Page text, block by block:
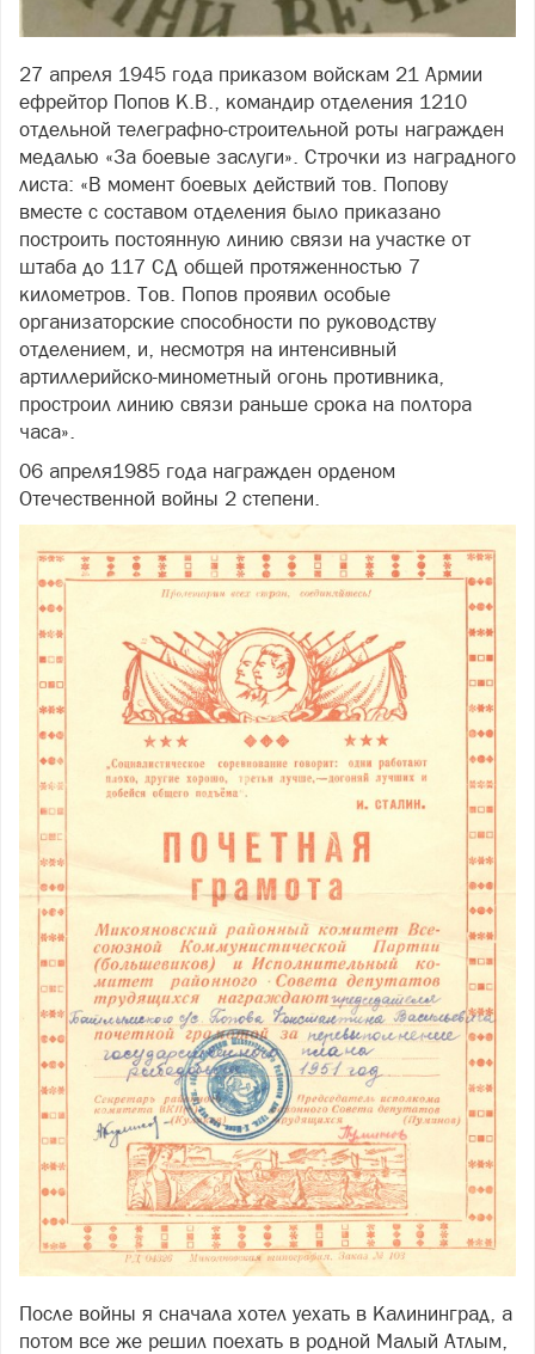
27 апреля 1945 года приказом войскам 21 Армии
ефрейтор Попов К.В., командир отделения 1210
отдельной телеграфно-строительной роты награжден
медалью «За боевые заслуги». Строчки из наградного
листа: «В момент боевых действий тов. Попову
вместе с составом отделения было приказано
построить постоянную линию связи на участке от
штаба до 117 СД общей протяженностью 7
километров. Тов. Попов проявил особые
организаторские способности по руководству
отделением, и, несмотря на интенсивный
артиллерийско-минометный огонь противника,
простроил линию связи раньше срока на полтора
часа».
06 апреля1985 года награжден орденом
Отечественной войны 2 степени.
После войны я сначала хотел уехать в Калининград, а
потом все же решил поехать в родной Малый Атлым,